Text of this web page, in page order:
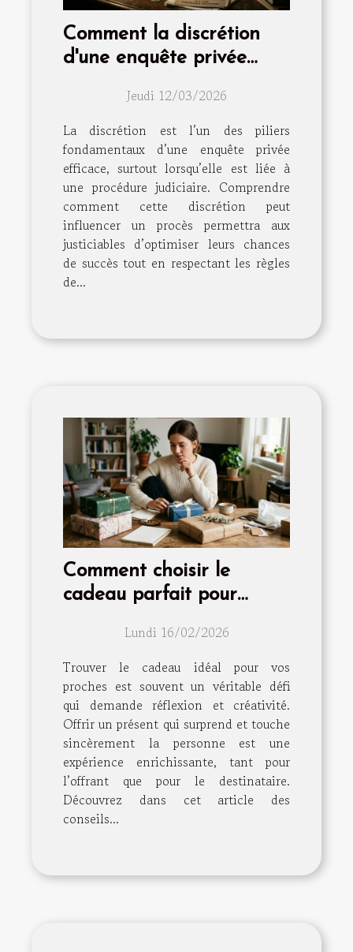
Comment la discrétion
d'une enquête privée
procès ?Jeudi 12/03/2026
La discrétion est l’un des piliers
fondamentaux d’une enquête privée
efficace, surtout lorsqu’elle est liée à
une procédure judiciaire. Comprendre
comment cette discrétion peut
influencer un procès permettra aux
justiciables d’optimiser leurs chances
de succès tout en respectant les règles
de...
Comment choisir le
cadeau parfait pour
Lundi 16/02/2026
Trouver le cadeau idéal pour vos
proches est souvent un véritable défi
qui demande réflexion et créativité.
Offrir un présent qui surprend et touche
sincèrement la personne est une
expérience enrichissante, tant pour
l’offrant que pour le destinataire.
Découvrez dans cet article des
conseils...